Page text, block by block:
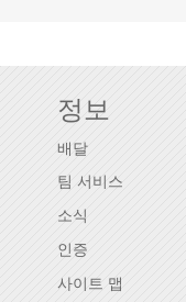
정보
배달
팀 서비스
소식
인증
사이트 맵